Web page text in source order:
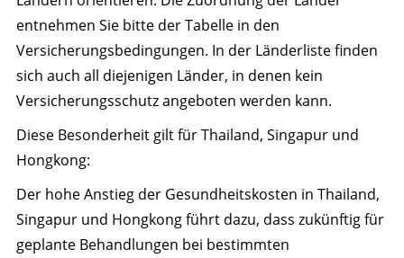
entnehmen Sie bitte der Tabelle in den
Versicherungsbedingungen. In der Länderliste finden
sich auch all diejenigen Länder, in denen kein
Versicherungsschutz angeboten werden kann.
Diese Besonderheit gilt für Thailand, Singapur und
Hongkong:
Der hohe Anstieg der Gesundheitskosten in Thailand,
Singapur und Hongkong führt dazu, dass zukünftig für
geplante Behandlungen bei bestimmten